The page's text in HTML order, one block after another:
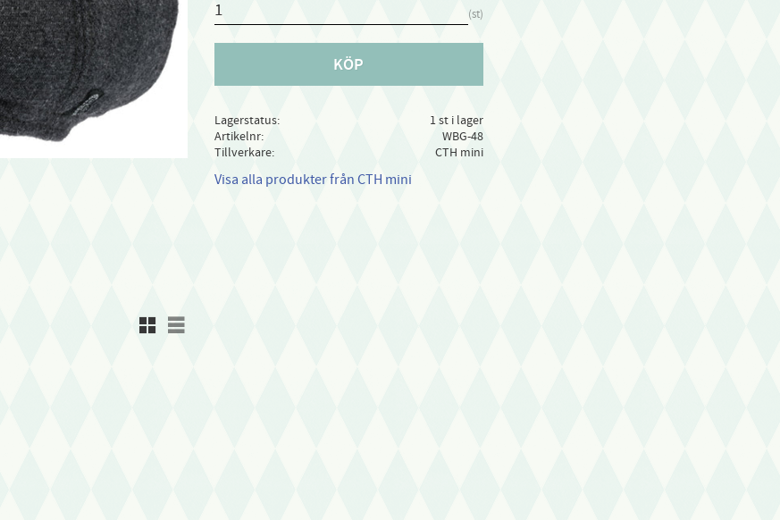
Rutnätsvy
Listvy
st
KÖP
Lagerstatus
1 st i lager
Artikelnr
WBG-48
Tillverkare
CTH mini
Visa alla produkter från CTH mini